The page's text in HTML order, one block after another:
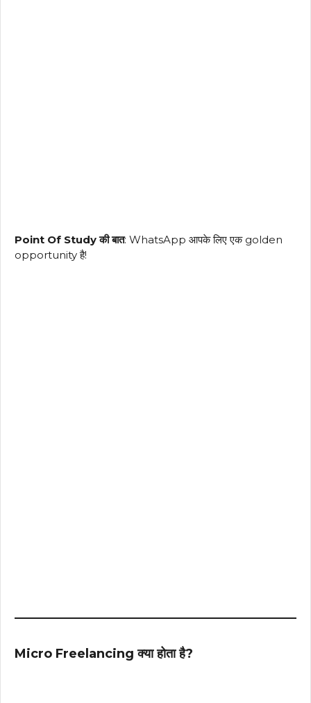
Point Of Study की बात: WhatsApp आपके लिए एक golden
opportunity है!
Micro Freelancing क्या होता है?